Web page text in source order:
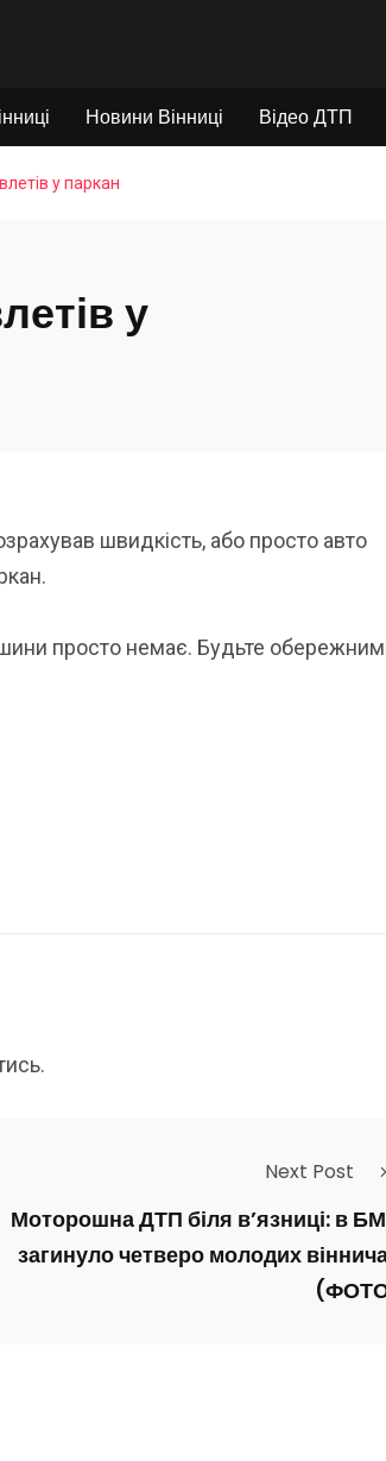
Новини Вінниці Відео ДТП
у паркан
у
швидкість, або просто авто
просто немає. Будьте
.
Next Post
Моторошна ДТП біля в’язниці: в
загинуло четверо молодих